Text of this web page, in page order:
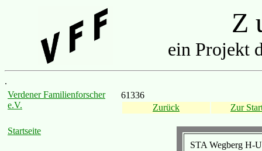
Z
ein Projekt
.
Verdener Familienforscher
e.V.
Startseite
61336
Zurück
Zur
STA Wegberg H-